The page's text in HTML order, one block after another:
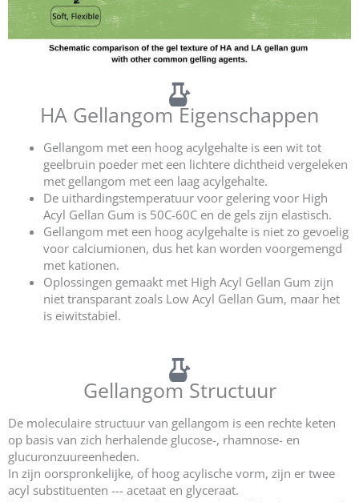
HA Gellangom Eigenschappen
Gellangom met een hoog acylgehalte is een wit tot
geelbruin poeder met een lichtere dichtheid vergeleken
met gellangom met een laag acylgehalte.
De uithardingstemperatuur voor gelering voor High
Acyl Gellan Gum is 50C-60C en de gels zijn elastisch.
Gellangom met een hoog acylgehalte is niet zo gevoelig
voor calciumionen, dus het kan worden voorgemengd
met kationen.
Oplossingen gemaakt met High Acyl Gellan Gum zijn
niet transparant zoals Low Acyl Gellan Gum, maar het
is eiwitstabiel.
Gellangom Structuur
De moleculaire structuur van gellangom is een rechte keten
op basis van zich herhalende glucose-, rhamnose- en
glucuronzuureenheden.
In zijn oorspronkelijke, of hoog acylische vorm, zijn er twee
acyl substituenten --- acetaat en glyceraat.